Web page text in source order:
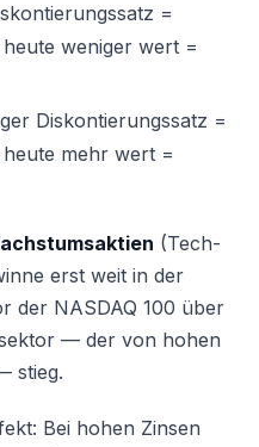
=
weniger wert =
Diskontierungssatz =
mehr wert =
(Tech-
erst weit in der
der NASDAQ 100 über
— der von hohen
stieg.
Bei hohen Zinsen